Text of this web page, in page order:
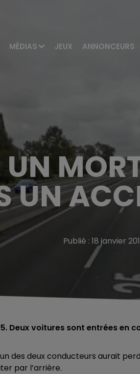
MÉDIAS JEUX ANNONCEURS
UN
Publié : 18 janvier
Deux voitures sont entrées en
des deux conducteurs aurait
par l’arrière.